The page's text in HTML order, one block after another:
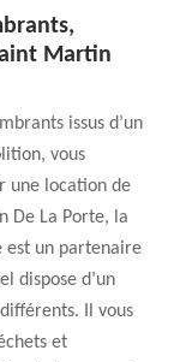
Martin
issus d’un
vous
une location de
De La Porte, la
est un partenaire
dispose d’un
Il vous
et